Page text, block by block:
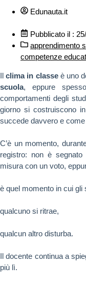
Edunauta.it
Pubblicato il :
apprendimento
competenze
Ilclima in classeè uno
scuola, eppure
comportamenti degli
giorno si costruiscono
succede davvero e
C’è un momento,
registro: non è
misura con un voto,
è quel momento in cui gli
qualcuno si ritrae,
qualcun altro disturba.
Il docente continua a
più lì.